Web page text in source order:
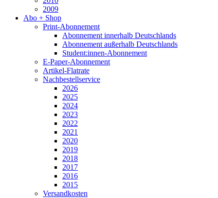
2009
Abo + Shop
Print-Abonnement
Abonnement innerhalb Deutschlands
Abonnement außerhalb Deutschlands
Student:innen-Abonnement
E-Paper-Abonnement
Artikel-Flatrate
Nachbestellservice
2026
2025
2024
2023
2022
2021
2020
2019
2018
2017
2016
2015
Versandkosten